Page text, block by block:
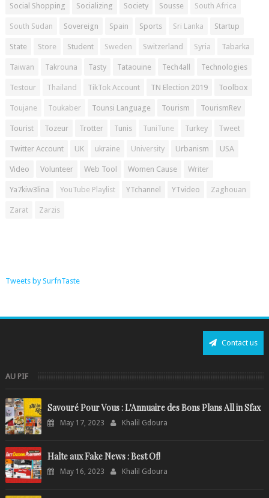
Social Shopping Socializing Society Sousse South Africa
South Sudan Sovereign Spain Sports Sri Lanka Startup
State Store Student Sweden Switzerland Syria Tabarka
Taiwan Takrouna Tasty Tataouine Tech4all Technologies
Testour Thailand TikTok Account TN Election 2019 Toolbox
Toujane Toukaber Tounsi Language Tourism TourismRev
Tourist Tozeur Trotter Tunis TuniTune Turkey Tweet
Twitter Account UK ukraine University Urbanism USA
Video Volunteer Web Tool Women Cause Writer
Ya7kiw3lina YouTube Playlist YTchannel YTvideo Zaghouan
Zarat Zarzis
Tweets by SurfnTaste
Contact us
AU PIF
Savouré Pour Vous : L'Annuaire des Bons Plans All in Sfax
May 17, 2023 Khalil Gdoura
Halte aux Fake News : Best Of!
May 16, 2023 Khalil Gdoura